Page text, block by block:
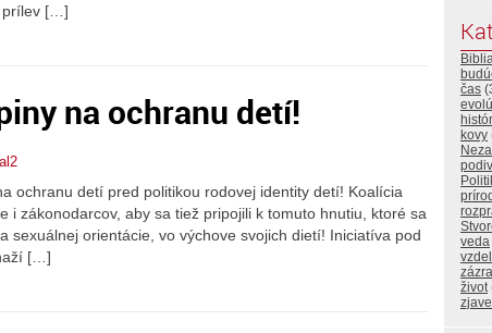
prílev […]
na ochranu detí!
ochranu detí pred politikou rodovej identity detí! Koalícia
i zákonodarcov, aby sa tiež pripojili k tomuto hnutiu, ktoré sa
sexuálnej orientácie, vo výchove svojich dietí! Iniciatíva pod
[…]
čas
kovy
veda
život